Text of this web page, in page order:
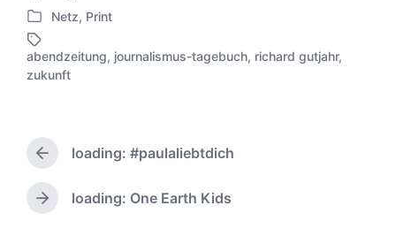
r
ö
i
h
e
c
h
r
b
e
v
o
V
e
r
ö
n
l
Netz, Print
a
g
ö
abendzeitung, journalismus-tagebuch, richard gutjahr,
zukunft
V
o
r
h
loading: #paulaliebtdich
N
loading: One Earth Kids